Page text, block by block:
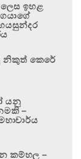
ලෙස ඉහළ
නිකුත් කෙරේ
යනු
–
කම්හල –